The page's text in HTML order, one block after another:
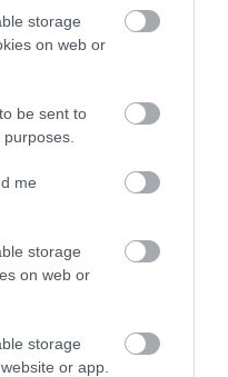
storage
on web or
be sent to
me
storage
on web or
storage
or app.